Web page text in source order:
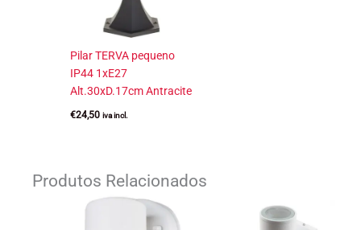
Pilar TERVA pequeno
IP44 1xE27
Alt.30xD.17cm Antracite
€24,50 iva incl.
Produtos Relacionados